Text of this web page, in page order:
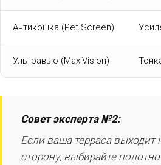
Антикошка (Pet Screen)
Ультравью (MaxiVision)
Совет эксперта №2:
Если ваша терраса выходит
сторону, выбирайте